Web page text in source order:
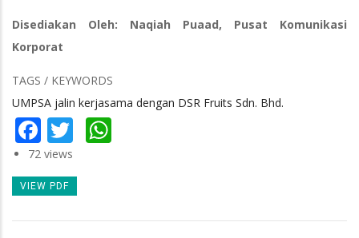
Disediakan Oleh: Naqiah Puaad, Pusat Komunikasi
Korporat
TAGS / KEYWORDS
UMPSA jalin kerjasama dengan DSR Fruits Sdn. Bhd.
Facebook
Twitter
72 views
VIEW PDF